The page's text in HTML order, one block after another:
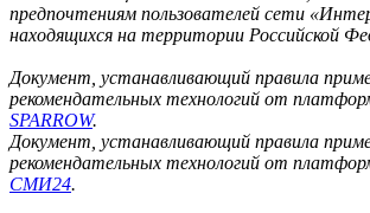
предпочтениям пользователей сети
находящихся на территории Российской
Документ, устанавливающий правила
рекомендательных технологий от
SPARROW.
Документ, устанавливающий правила
рекомендательных технологий от
СМИ24.